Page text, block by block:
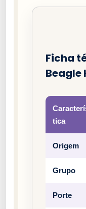
Ficha
Beagle
tica
Origem
Grupo
Porte